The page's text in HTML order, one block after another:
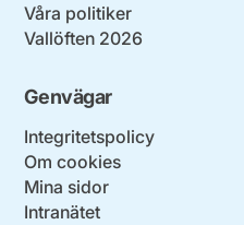
Våra politiker
Vallöften 2026
Genvägar
Integritetspolicy
Om cookies
Mina sidor
Intranätet